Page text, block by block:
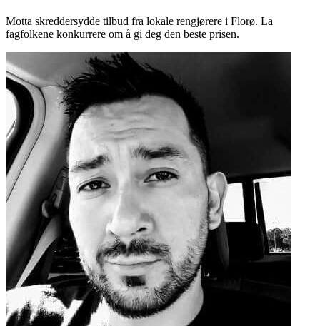
Motta skreddersydde tilbud fra lokale rengjørere i Florø. La
fagfolkene konkurrere om å gi deg den beste prisen.